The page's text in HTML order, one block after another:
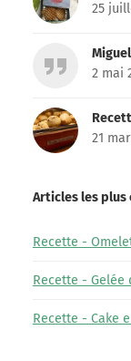
25
2 mai
21
Articles les plus
Recette -
Recette - Gelée
Recette - Cake